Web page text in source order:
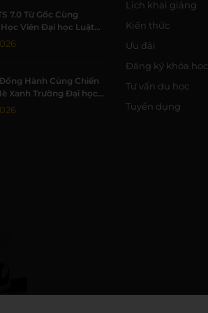
7.0 Từ Gốc Cùng
Học Viên Đại học Luật
7.0 IELTS
Hành Cùng Chiến
Xanh Trường Đại học
Tự nhiên, ĐHQG-HCM
Lịch khai giảng
Kiến thức
Ưu đãi
Đăng ký khóa học
Tư vấn du học
Tuyển dụng